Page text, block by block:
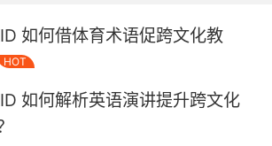
明对话密码。曼德拉在总统就职
谚语It is in our hands to make a
将本土智慧与普世价值巧妙融
Hall的高低语境理论在此
境民族的集体记忆需要符号化转
的文化锚点解析法，正是通过提
如何借体育术语促跨文化教
HOT
如何解析英语演讲提升跨文化